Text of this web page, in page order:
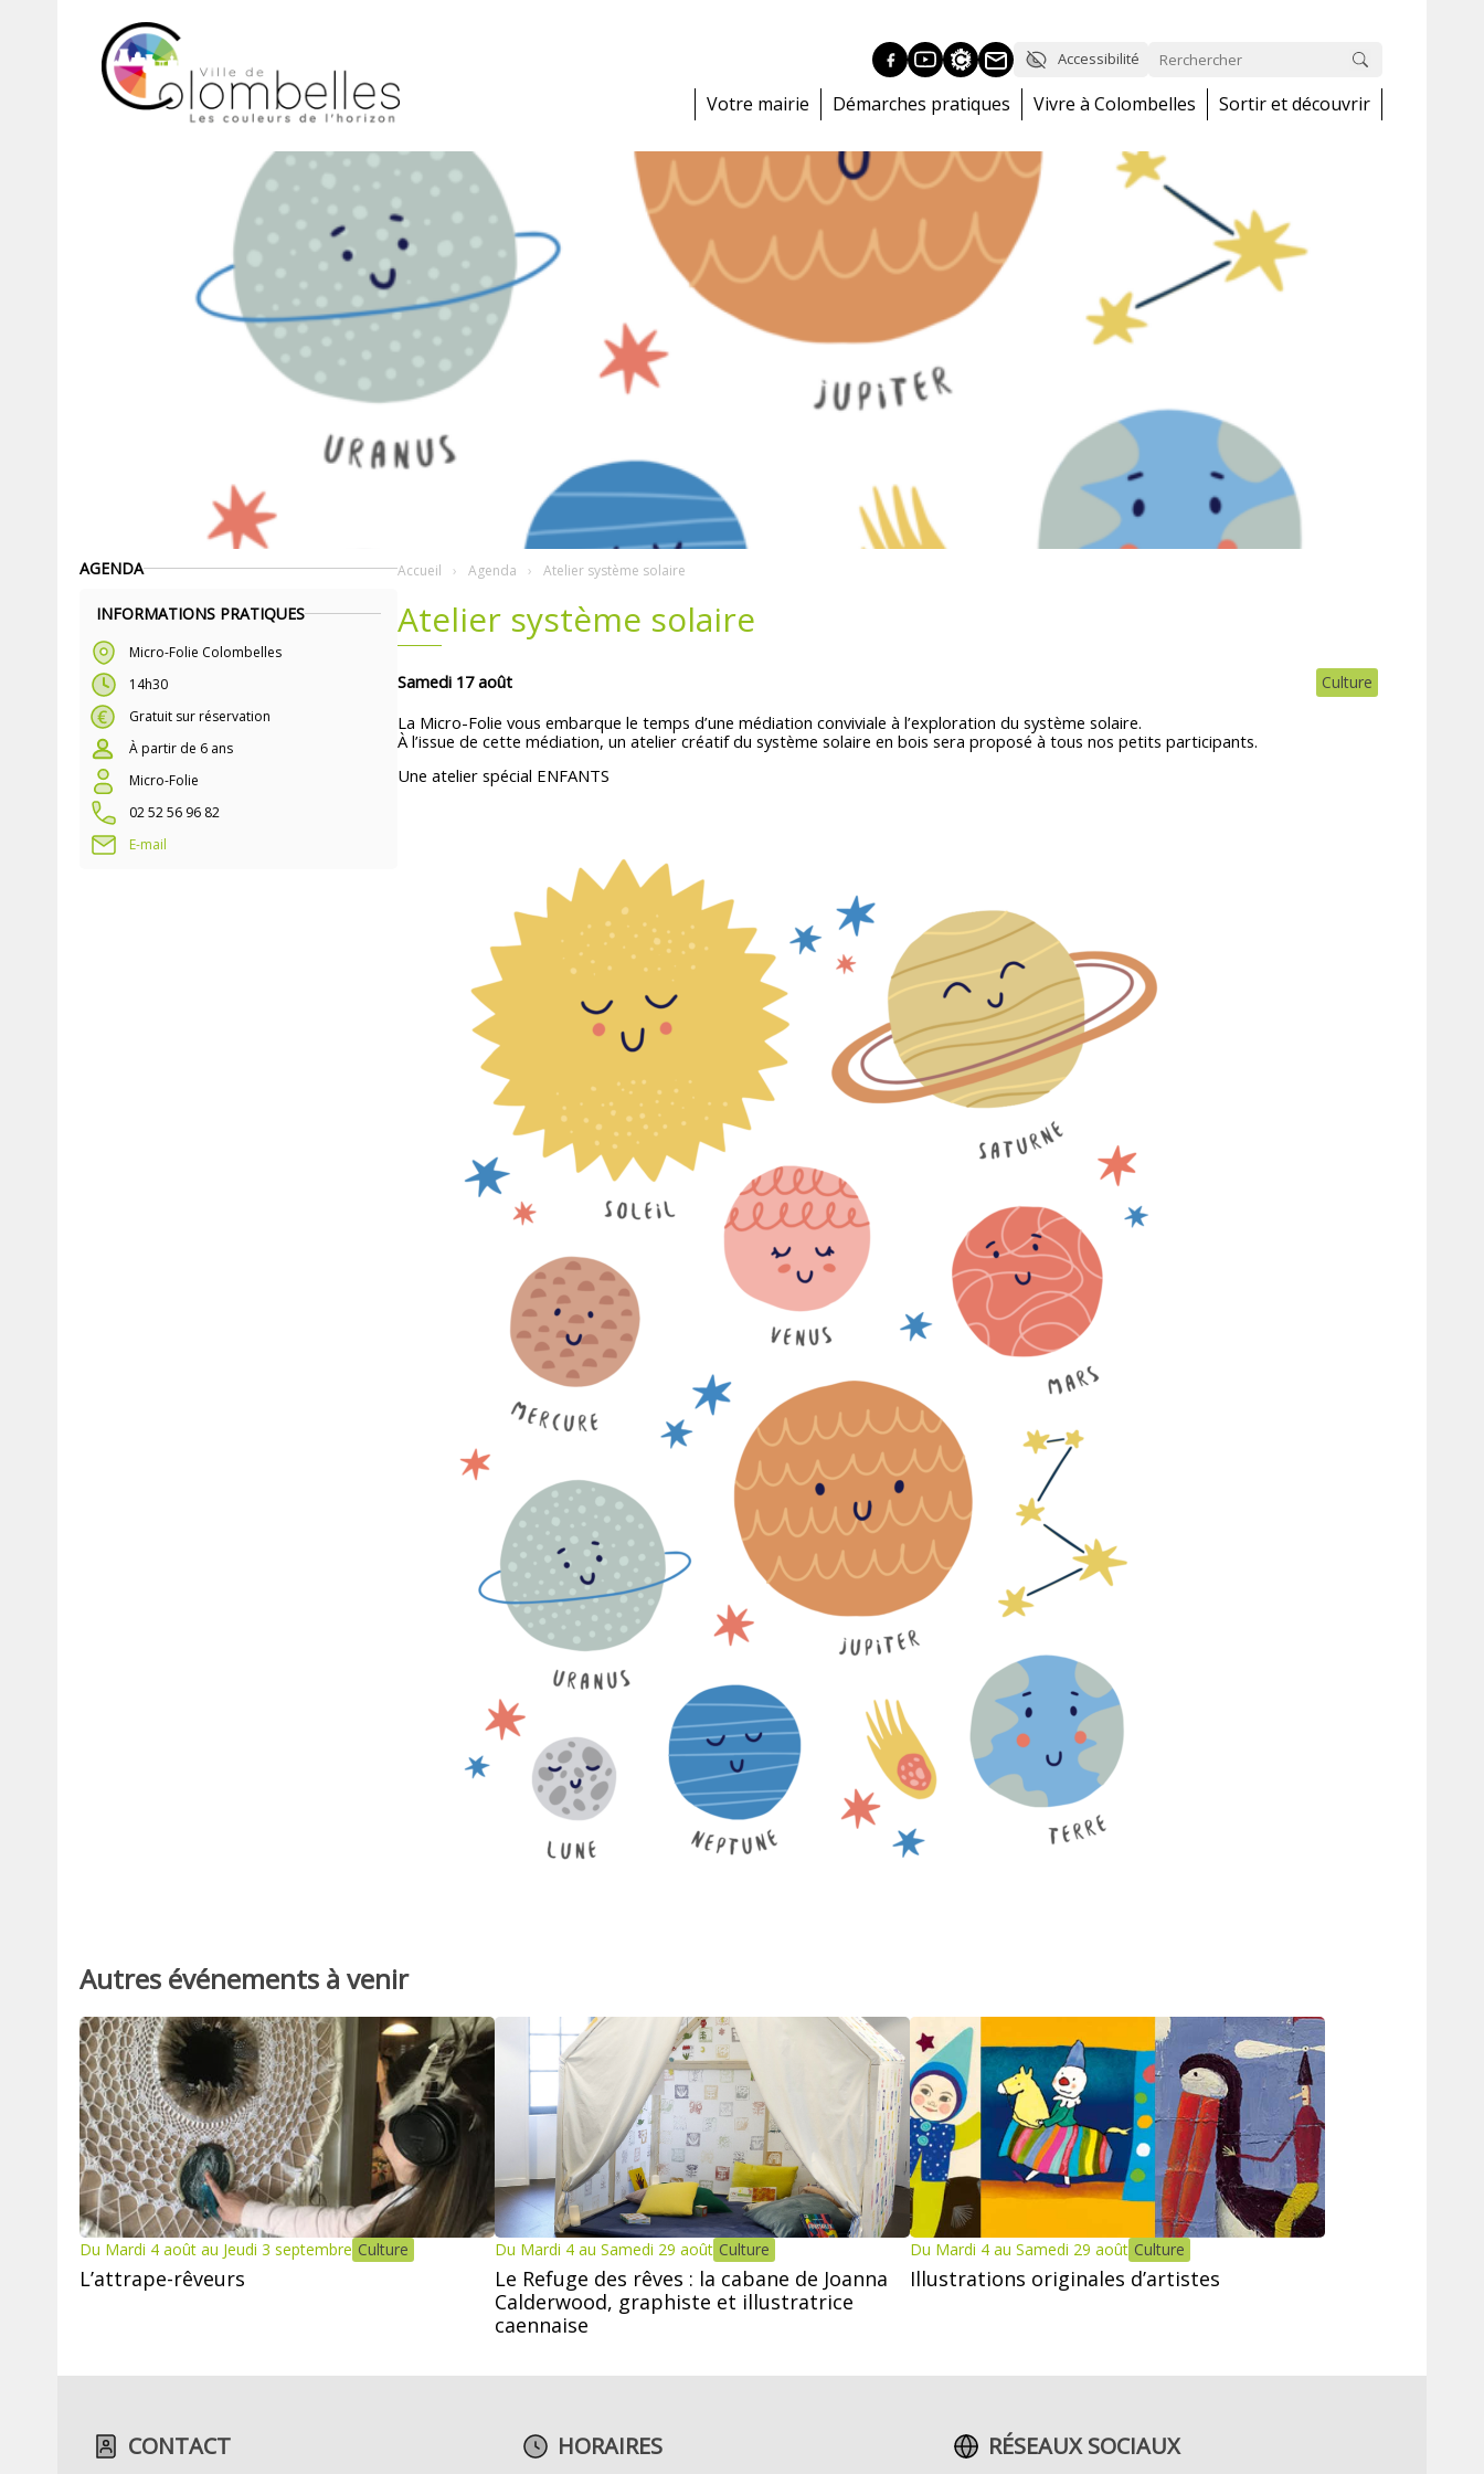
Accessibilité
Votre mairie Démarches pratiques Vivre à Colombelles Sortir et découvrir
AGENDA
INFORMATIONS PRATIQUES
Micro-Folie Colombelles
14h30
Gratuit sur réservation
À partir de 6 ans
Micro-Folie
02 52 56 96 82
E-mail
Accueil Agenda Atelier système solaire
Atelier système solaire
Samedi 17 août Culture
La Micro-Folie vous embarque le temps d’une médiation conviviale à l’exploration du système solaire.
À l’issue de cette médiation, un atelier créatif du système solaire en bois sera proposé à tous nos petits participants.
Une atelier spécial ENFANTS
Autres événements à venir
Du Mardi 4 août au Jeudi 3 septembre Culture
L’attrape-rêveurs
Du Mardi 4 au Samedi 29 août Culture
Le Refuge des rêves : la cabane de Joanna
Calderwood, graphiste et illustratrice
caennaise
Du Mardi 4 au Samedi 29 août Culture
Illustrations originales d’artistes
CONTACT HORAIRES RÉSEAUX SOCIAUX